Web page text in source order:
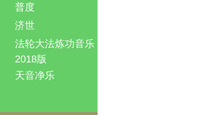
普度
济世
法轮大法炼功音乐
2018版
天音净乐